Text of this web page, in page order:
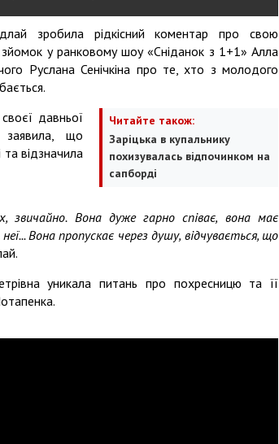
зробила рідкісний коментар про свою
у ранковому шоу «Сніданок з 1+1» Алла
Руслана Сенічкіна про те, хто з молодого
Читайте також:
Заріцька в купальнику
похизувалась відпочинком на
сапборді
давньої
заявила, що
відзначила
звичайно. Вона дуже гарно співає, вона має
Вона пропускає через душу, відчувається, що
уникала питань про похресницю та її